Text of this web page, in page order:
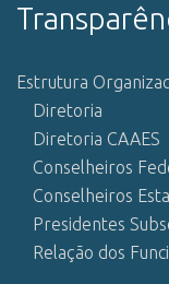
Estrutura
Diretoria
Diretoria CAAES
Conselheiros
Conselheiros
Presidentes
Relação dos